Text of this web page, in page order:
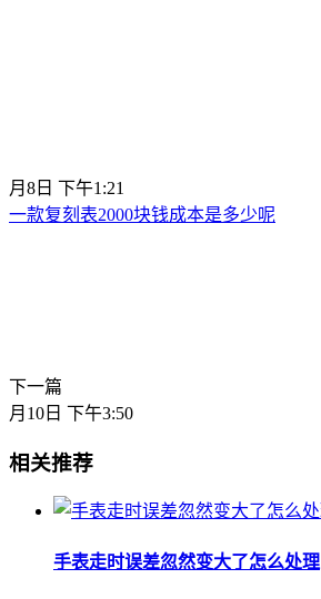
月8日 下午1:21
一款复刻表2000块钱成本是多少呢
下一篇
月10日 下午3:50
相关推荐
手表走时误差忽然变大了怎么处理